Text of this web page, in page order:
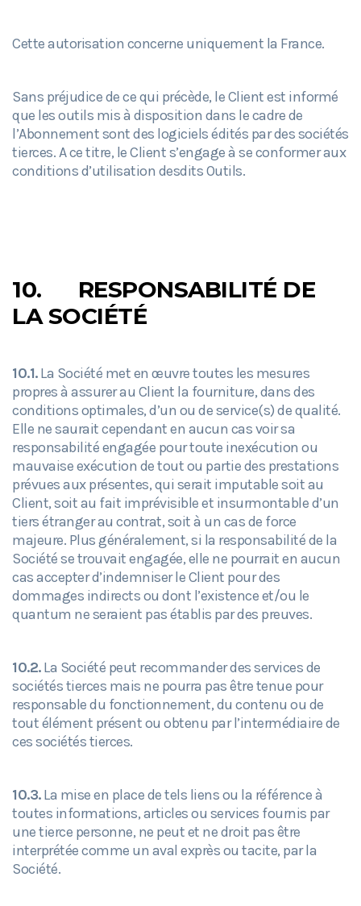
Cette autorisation concerne uniquement la France.
Sans préjudice de ce qui précède, le Client est informé
que les outils mis à disposition dans le cadre de
l’Abonnement sont des logiciels édités par des sociétés
tierces. A ce titre, le Client s’engage à se conformer aux
conditions d’utilisation desdits Outils.
10.
RESPONSABILITÉ DE
LA SOCIÉTÉ
10.1.La Société met en œuvre toutes les mesures
propres à assurer au Client la fourniture, dans des
conditions optimales, d’un ou de service(s) de qualité.
Elle ne saurait cependant en aucun cas voir sa
responsabilité engagée pour toute inexécution ou
mauvaise exécution de tout ou partie des prestations
prévues aux présentes, qui serait imputable soit au
Client, soit au fait imprévisible et insurmontable d’un
tiers étranger au contrat, soit à un cas de force
majeure. Plus généralement, si la responsabilité de la
Société se trouvait engagée, elle ne pourrait en aucun
cas accepter d’indemniser le Client pour des
dommages indirects ou dont l’existence et/ou le
quantum ne seraient pas établis par des preuves.
10.2.La Société peut recommander des services de
sociétés tierces mais ne pourra pas être tenue pour
responsable du fonctionnement, du contenu ou de
tout élément présent ou obtenu par l’intermédiaire de
ces sociétés tierces.
10.3.La mise en place de tels liens ou la référence à
toutes informations, articles ou services fournis par
une tierce personne, ne peut et ne droit pas être
interprétée comme un aval exprès ou tacite, par la
Société.